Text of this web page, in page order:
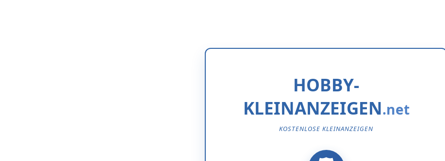
HOBBY-
KLEINANZEIGEN
KOSTENLOSE KLEINANZEIGEN